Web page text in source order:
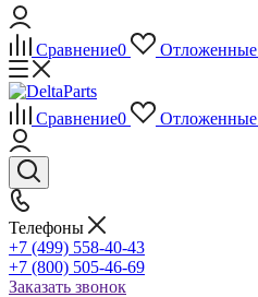
Сравнение0 Отложенные
Сравнение0 Отложенные
Телефоны
+7 (499) 558-40-43
+7 (800) 505-46-69
Заказать звонок